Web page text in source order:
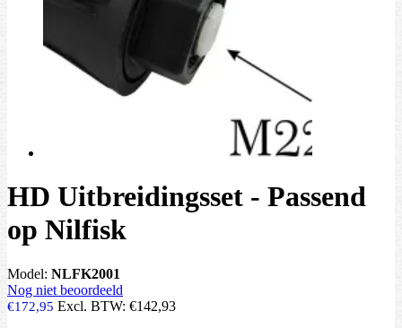
HD Uitbreidingsset - Passend
op Nilfisk
Model: NLFK2001
Nog niet beoordeeld
€172,95 Excl. BTW: €142,93